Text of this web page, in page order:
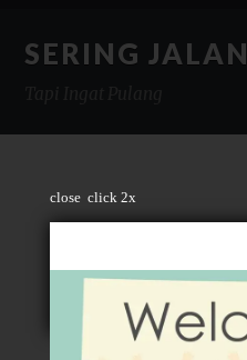
close click 2x
SERING JALAN